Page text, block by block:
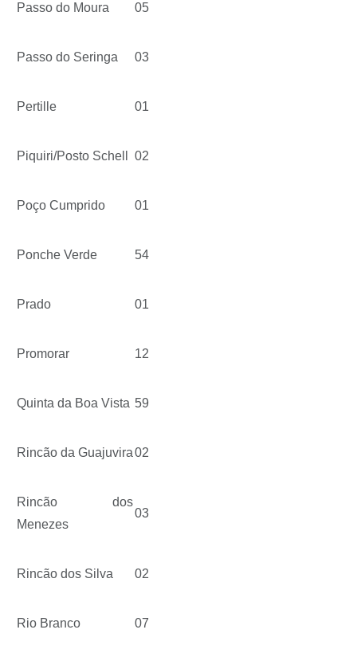
Passo do Moura 05
Passo do Seringa 03
Pertille 01
Piquiri/Posto Schell 02
Poço Cumprido 01
Ponche Verde 54
Prado 01
Promorar 12
Quinta da Boa Vista 59
Rincão da Guajuvira02
Rincão dos
Menezes
03
Rincão dos Silva 02
Rio Branco 07